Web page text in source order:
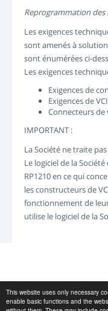
This website uses only necessary
enable basic functions and the
Reprogrammation
Les exigences
sont amenés à
sont énumérées ci-
Les exigences
Exigences de
Exigences de VCI
Connecteurs de
IMPORTANT :
La Société ne traite
Le logiciel de la
RP1210 en ce qui
les constructeurs de
fonctionnement de
utilise le logiciel de la
Configuration